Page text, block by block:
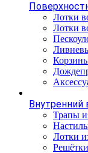
Лотки
Лотки
Внутренний
Трапы
Лотки